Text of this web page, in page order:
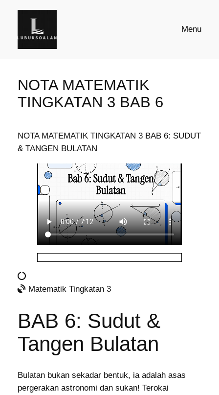
Menu
NOTA MATEMATIK
TINGKATAN 3 BAB 6
NOTA MATEMATIK TINGKATAN 3 BAB 6: SUDUT
& TANGEN BULATAN
Matematik Tingkatan 3
BAB 6: Sudut &
Tangen Bulatan
Bulatan bukan sekadar bentuk, ia adalah asas
pergerakan astronomi dan sukan! Terokai